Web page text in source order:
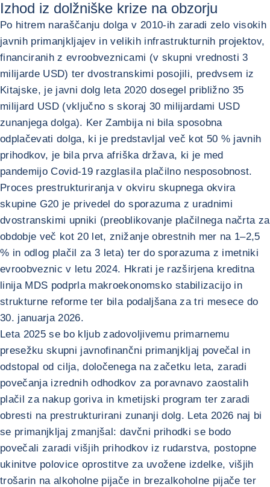
Izhod iz dolžniške krize na obzorju
Po hitrem naraščanju dolga v 2010-ih zaradi zelo visokih
javnih primanjkljajev in velikih infrastrukturnih projektov,
financiranih z evroobveznicami (v skupni vrednosti 3
milijarde USD) ter dvostranskimi posojili, predvsem iz
Kitajske, je javni dolg leta 2020 dosegel približno 35
milijard USD (vključno s skoraj 30 milijardami USD
zunanjega dolga). Ker Zambija ni bila sposobna
odplačevati dolga, ki je predstavljal več kot 50 % javnih
prihodkov, je bila prva afriška država, ki je med
pandemijo Covid-19 razglasila plačilno nesposobnost.
Proces prestrukturiranja v okviru skupnega okvira
skupine G20 je privedel do sporazuma z uradnimi
dvostranskimi upniki (preoblikovanje plačilnega načrta za
obdobje več kot 20 let, znižanje obrestnih mer na 1–2,5
% in odlog plačil za 3 leta) ter do sporazuma z imetniki
evroobveznic v letu 2024. Hkrati je razširjena kreditna
linija MDS podprla makroekonomsko stabilizacijo in
strukturne reforme ter bila podaljšana za tri mesece do
30. januarja 2026.
Leta 2025 se bo kljub zadovoljivemu primarnemu
presežku skupni javnofinančni primanjkljaj povečal in
odstopal od cilja, določenega na začetku leta, zaradi
povečanja izrednih odhodkov za poravnavo zaostalih
plačil za nakup goriva in kmetijski program ter zaradi
obresti na prestrukturirani zunanji dolg. Leta 2026 naj bi
se primanjkljaj zmanjšal: davčni prihodki se bodo
povečali zaradi višjih prihodkov iz rudarstva, postopne
ukinitve polovice oprostitve za uvožene izdelke, višjih
trošarin na alkoholne pijače in brezalkoholne pijače ter